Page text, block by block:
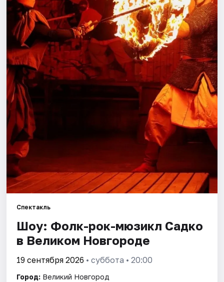
Площадки
Артисты
Рейтинги
Спектакль
Шоу: Фолк-рок-мюзикл Садко
в Великом Новгороде
19 сентября 2026 • суббота • 20:00
Город: Великий Новгород